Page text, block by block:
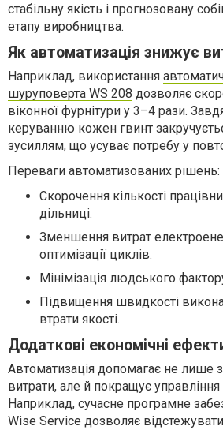
стабільну якість і прогнозовану
етапу виробництва.
Як автоматизація знижує
Наприклад, використання
шуруповерта WS 208 дозволяє
віконної фурнітури у 3–4 рази.
керуванню кожен гвинт
зусиллям, що усуває потребу у
Переваги автоматизованих рішень:
Скорочення кількості
дільниці.
Зменшення витрат
оптимізації циклів.
Мінімізація людського
Підвищення швидкості
втрати якості.
Додаткові економічні
Автоматизація допомагає не лише
витрати, але й покращує
Наприклад, сучасне програмне
Wise Service дозволяє